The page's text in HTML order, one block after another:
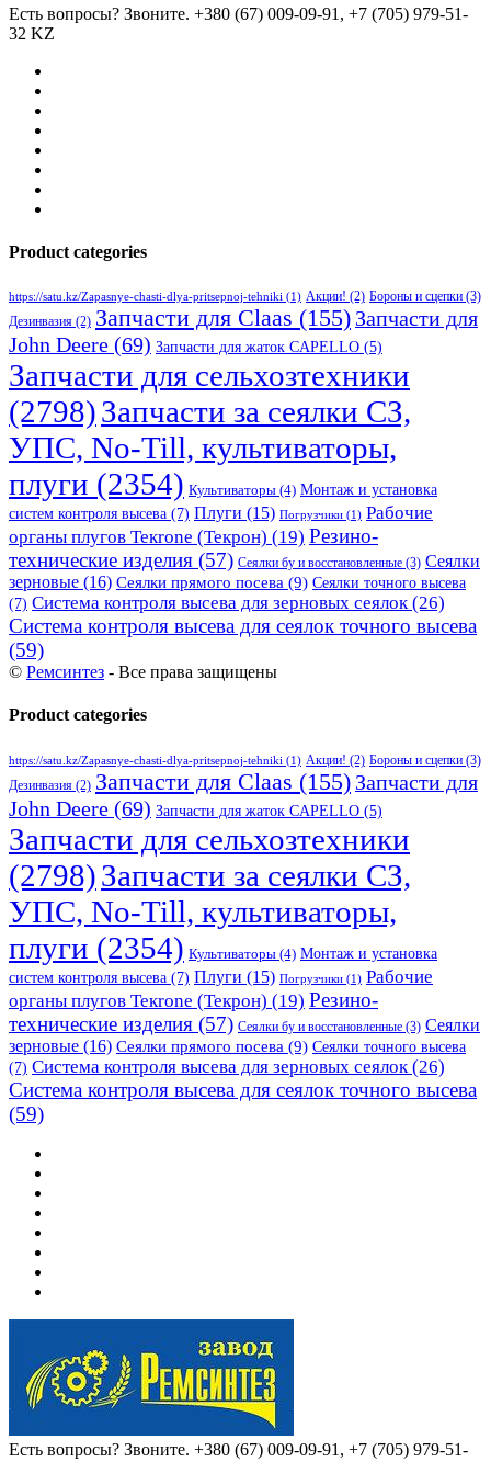
Есть вопросы? Звоните. +380 (67) 009-09-91, +7 (705) 979-51-
32 KZ
Product categories
https://satu.kz/Zapasnye-chasti-dlya-pritsepnoj-tehniki (1) Акции! (2) Бороны и сцепки (3)
Дезинвазия (2) Запчасти для Claas (155) Запчасти для
John Deere (69) Запчасти для жаток CAPELLO (5)
Запчасти для сельхозтехники
(2798)Запчасти за сеялки СЗ,
УПС, No-Till, культиваторы,
плуги (2354) Культиваторы (4) Монтаж и установка
систем контроля высева (7) Плуги (15) Погрузчики (1) Рабочие
органы плугов Текrоne (Текрон) (19) Резино-
технические изделия (57) Сеялки бу и восстановленные (3) Сеялки
зерновые (16) Сеялки прямого посева (9) Сеялки точного высева
(7) Система контроля высева для зерновых сеялок(26)
Система контроля высева для сеялок точного высева
(59)
© Ремсинтез - Все права защищены
Product categories
https://satu.kz/Zapasnye-chasti-dlya-pritsepnoj-tehniki (1) Акции! (2) Бороны и сцепки (3)
Дезинвазия (2) Запчасти для Claas (155) Запчасти для
John Deere (69) Запчасти для жаток CAPELLO (5)
Запчасти для сельхозтехники
(2798)Запчасти за сеялки СЗ,
УПС, No-Till, культиваторы,
плуги (2354) Культиваторы (4) Монтаж и установка
систем контроля высева (7) Плуги (15) Погрузчики (1) Рабочие
органы плугов Текrоne (Текрон) (19) Резино-
технические изделия (57) Сеялки бу и восстановленные (3) Сеялки
зерновые (16) Сеялки прямого посева (9) Сеялки точного высева
(7) Система контроля высева для зерновых сеялок (26)
Система контроля высева для сеялок точного высева
(59)
Есть вопросы? Звоните. +380 (67) 009-09-91, +7 (705) 979-51-